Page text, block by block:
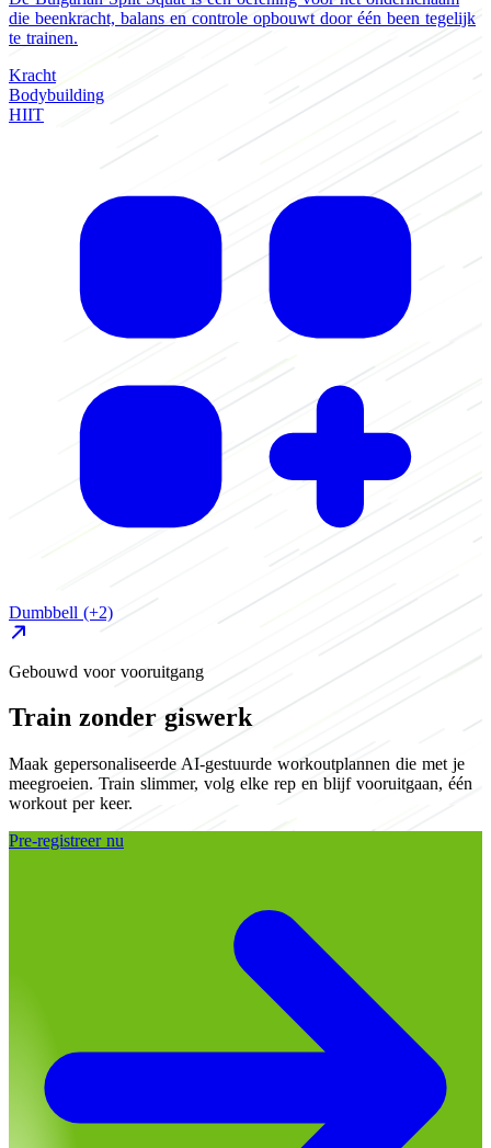
die beenkracht, balans en controle opbouwt door één been tegelijk
te trainen.
Kracht
Bodybuilding
HIIT
Dumbbell (+2)
Gebouwd voor vooruitgang
Train zonder giswerk
Maak gepersonaliseerde AI-gestuurde workoutplannen die met je
meegroeien. Train slimmer, volg elke rep en blijf vooruitgaan, één
workout per keer.
Pre-registreer nu